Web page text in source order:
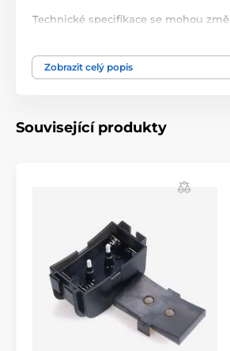
Technické specifikace se mohou
Příslušenství výcvikové obojky
Zobrazit celý popis
Související produkty